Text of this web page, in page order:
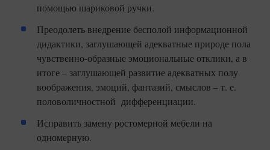
помощью шариковой ручки.
Преодолеть внедрение бесполой информационной
дидактики, заглушающей адекватные природе пола
чувственно-образные эмоциональные отклики, а в
итоге – заглушающей развитие адекватных полу
воображения, эмоций, фантазий, смыслов – т. е.
половоличностной дифференциации.
Исправить замену ростомерной мебели на
одномерную.